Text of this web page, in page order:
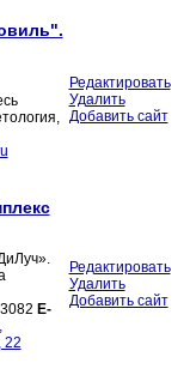
Редактировать
Удалить
Добавить сайт
E-
22
Редактировать
Удалить
Добавить сайт